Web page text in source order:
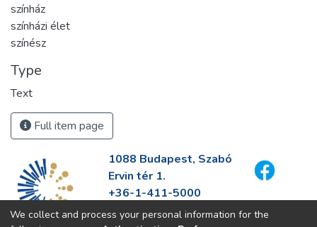
színház
színházi élet
színész
Type
Text
Full item page
1088 Budapest, Szabó
Ervin tér 1.
+36-1-411-5000
info@fszek.hu
We collect and process your personal information for the